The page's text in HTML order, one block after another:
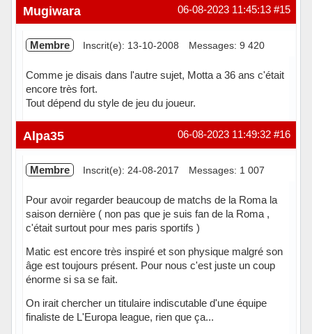
Hors ligne #15
06-08-2023 11:45:13
Mugiwara
Membre Inscrit(e): 13-10-2008 Messages: 9 420
Comme je disais dans l'autre sujet, Motta a 36 ans c'était
encore très fort.
Tout dépend du style de jeu du joueur.
Hors ligne #16
06-08-2023 11:49:32
Alpa35
Membre Inscrit(e): 24-08-2017 Messages: 1 007
Pour avoir regarder beaucoup de matchs de la Roma la
saison dernière ( non pas que je suis fan de la Roma ,
c'était surtout pour mes paris sportifs )
Matic est encore très inspiré et son physique malgré son
âge est toujours présent. Pour nous c'est juste un coup
énorme si sa se fait.
On irait chercher un titulaire indiscutable d'une équipe
finaliste de L'Europa league, rien que ça...